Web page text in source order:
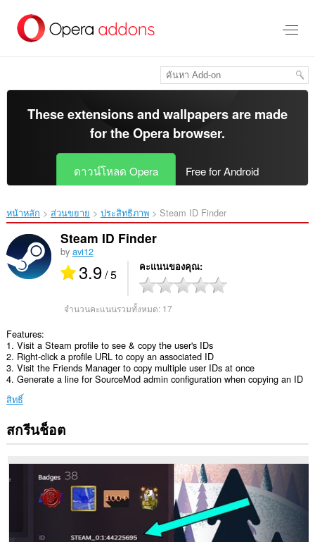
These extensions and wallpapers are made
for theOpera browser.
ดาวน์โหลด Opera Free for Android
หน้าหลัก ส่วนขยาย ประสิทธิภาพ Steam ID Finder‎
Steam ID Finder
by avi12
3.9/ 5 คะแนนของคุณ
จำนวนคะแนนรวมทั้งหมด: 17
Features:
1. Visit a Steam profile to see & copy the user's IDs
2. Right-click a profile URL to copy an associated ID
3. Visit the Friends Manager to copy multiple user IDs at once
4. Generate a line for SourceMod admin configuration when copying an ID
สิทธิ์
ส่วน
ขยาย
สามารถ
เข้า
ถึง
สกรีนช็อต